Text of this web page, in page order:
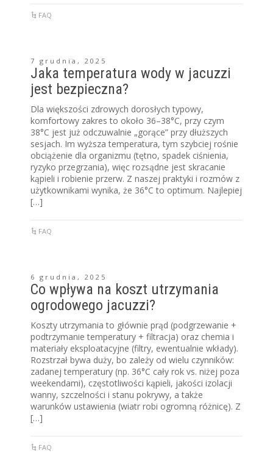
FAQ
7 grudnia, 2025
Jaka temperatura wody w jacuzzi
jest bezpieczna?
Dla większości zdrowych dorosłych typowy,
komfortowy zakres to około 36–38°C, przy czym
38°C jest już odczuwalnie „gorące” przy dłuższych
sesjach. Im wyższa temperatura, tym szybciej rośnie
obciążenie dla organizmu (tętno, spadek ciśnienia,
ryzyko przegrzania), więc rozsądne jest skracanie
kąpieli i robienie przerw. Z naszej praktyki i rozmów z
użytkownikami wynika, że 36°C to optimum. Najlepiej
[…]
FAQ
6 grudnia, 2025
Co wpływa na koszt utrzymania
ogrodowego jacuzzi?
Koszty utrzymania to głównie prąd (podgrzewanie +
podtrzymanie temperatury + filtracja) oraz chemia i
materiały eksploatacyjne (filtry, ewentualnie wkłady).
Rozstrzał bywa duży, bo zależy od wielu czynników:
zadanej temperatury (np. 36°C cały rok vs. niżej poza
weekendami), częstotliwości kąpieli, jakości izolacji
wanny, szczelności i stanu pokrywy, a także
warunków ustawienia (wiatr robi ogromną różnicę). Z
[…]
FAQ